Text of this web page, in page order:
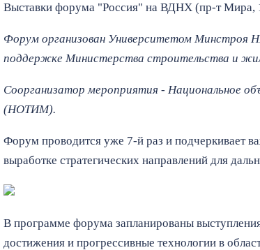
Выставки форума "Россия" на ВДНХ (пр-т Мира,
Форум организован Университетом
поддержке Министерства строительства и
Соорганизатор мероприятия - Национальное
(НОТИМ).
Форум проводится уже 7-й раз и подчеркивает
выработке стратегических направлений для
В программе форума запланированы
достижения и прогрессивные технологии в